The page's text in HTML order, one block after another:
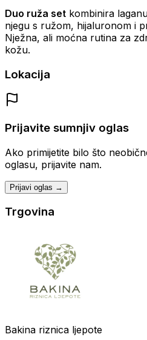
Duo ruža set kombinira
njegu s ružom, hijaluronom i
Nježna, ali moćna rutina za
kožu.
Lokacija
Prijavite sumnjiv oglas
Ako primijetite bilo što
oglasu, prijavite nam.
Prijavi oglas →
Trgovina
Bakina riznica ljepote